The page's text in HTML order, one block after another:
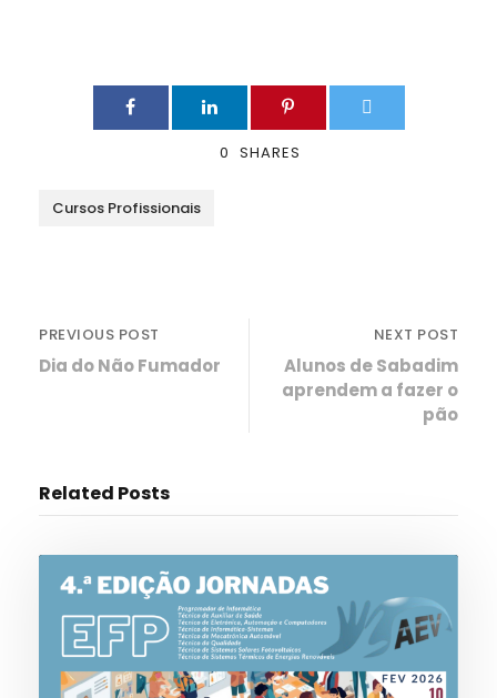
0 SHARES
Cursos Profissionais
PREVIOUS POST
Dia do Não Fumador
NEXT POST
Alunos de Sabadim
aprendem a fazer o
pão
Related Posts